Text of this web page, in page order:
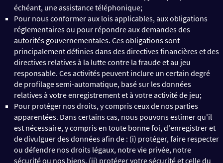
échéant, une assistance téléphonique;
Pour nous conformer aux lois applicables, aux obligations
réglementaires ou pour répondre aux demandes des
autorités gouvernementales. Ces obligations sont
principalement définies dans des directives financières et des
directives relatives à la lutte contre la fraude et au jeu
responsable. Ces activités peuvent inclure un certain degré
de profilage semi-automatique, basé sur les données
relatives à votre enregistrement et à votre activité de jeu;
Pour protéger nos droits, y compris ceux de nos parties
apparentées. Dans certains cas, nous pouvons estimer qu'il
est nécessaire, y compris en toute bonne foi, d'enregistrer et
de divulguer des données afin de : (i) protéger, faire respecter
ou défendre nos droits légaux, notre vie privée, notre
sécurité ou nos biens, (ii) protéger votre sécurité et celle du